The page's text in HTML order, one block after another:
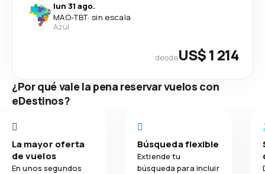
lun 31 ago.
MAO-TBT· sin escala
Azul
desdeUS$ 1 214
¿Por qué vale la pena reservar vuelos con
eDestinos?
La mayor oferta
de vuelos
En unos segundos
Búsqueda flexible
Extiende tu
búsqueda para incluir